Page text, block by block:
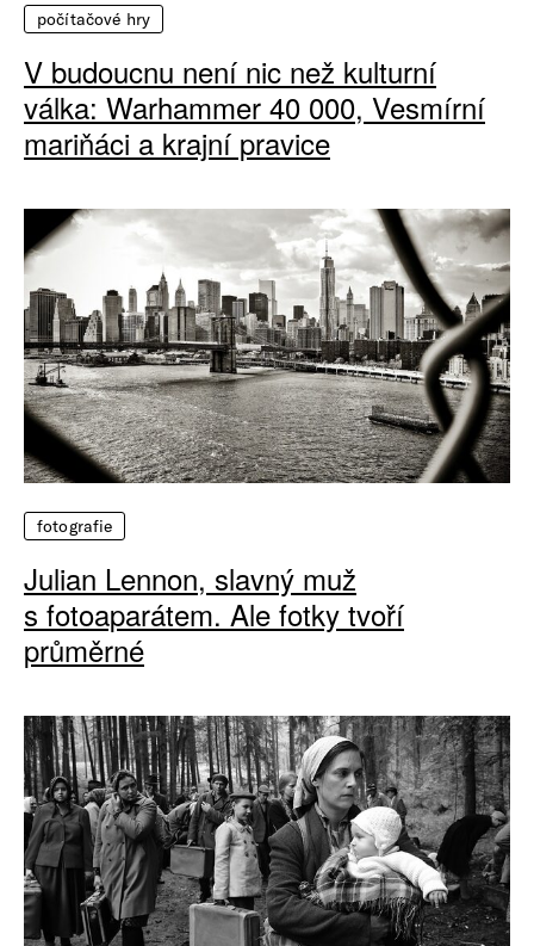
počítačové hry
V budoucnu není nic než kulturní
válka: Warhammer 40 000, Vesmírní
mariňáci a krajní pravice
fotografie
Julian Lennon, slavný muž
s fotoaparátem. Ale fotky tvoří
průměrné